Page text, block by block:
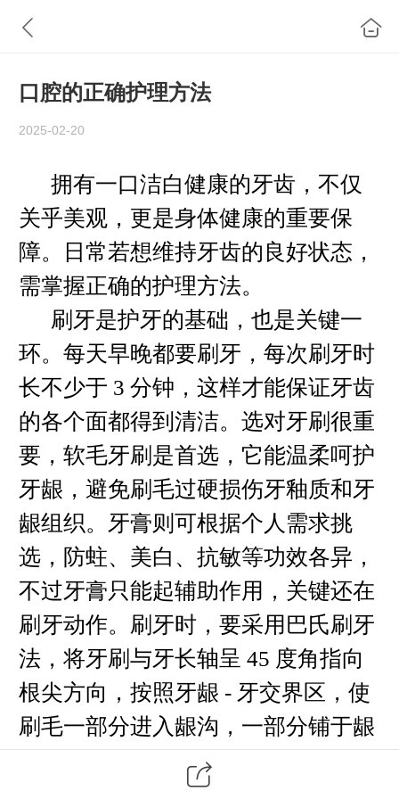
口腔的正确护理方法
2025-02-20
拥有一口洁白健康的牙齿，不仅
关乎美观，更是身体健康的重要保
障。日常若想维持牙齿的良好状态，
需掌握正确的护理方法。
刷牙是护牙的基础，也是关键一
环。每天早晚都要刷牙，每次刷牙时
长不少于 3 分钟，这样才能保证牙齿
的各个面都得到清洁。选对牙刷很重
要，软毛牙刷是首选，它能温柔呵护
牙龈，避免刷毛过硬损伤牙釉质和牙
龈组织。牙膏则可根据个人需求挑
选，防蛀、美白、抗敏等功效各异，
不过牙膏只能起辅助作用，关键还在
刷牙动作。刷牙时，要采用巴氏刷牙
法，将牙刷与牙长轴呈 45 度角指向
根尖方向，按照牙龈 - 牙交界区，使
刷毛一部分进入龈沟，一部分铺于龈
缘上，原位进行水平颤动，每次颤动
4-5 次，再将牙刷向牙冠方向转动，